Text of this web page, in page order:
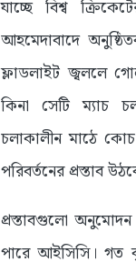
যাচ্ছে বিশ্ব
আহমেদাবাদে
ফ্লাডলাইট জ্বললে
কিনা সেটি ম্যাচ
চলাকালীন মাঠে
পরিবর্তনের প্রস্তাব
প্রস্তাবগুলো
পারে আইসিসি। গত